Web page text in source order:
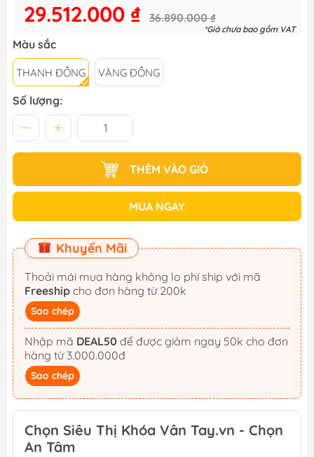
29.512.000 ₫ 36.890.000 ₫
*Giá chưa bao gồm VAT
Màu sắc
THANH ĐỒNG VÀNG ĐỒNG
Số lượng:
THÊM VÀO GIỎ
MUA NGAY
Khuyến Mãi
Thoải mái mua hàng không lo phí ship với mã
Freeship cho đơn hàng từ 200k
Sao chép
Nhập mã DEAL50
hàng từ 3.000.000đ
Sao chép
Chọn Siêu Thị Khóa Vân Tay.vn - Chọn
An Tâm